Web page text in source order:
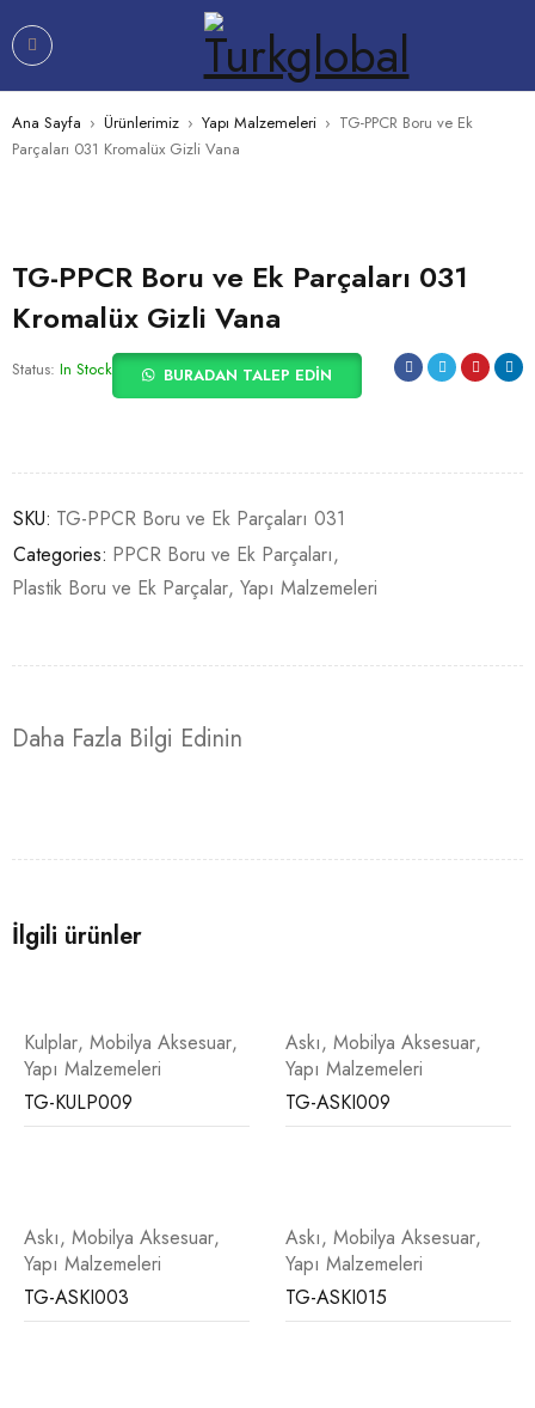
Ana Sayfa › Ürünlerimiz › Yapı Malzemeleri › TG-PPCR Boru ve Ek
Parçaları 031 Kromalüx Gizli Vana
TG-PPCR Boru ve Ek Parçaları 031
Kromalüx Gizli Vana
Status: In Stock BURADAN TALEP EDIN
SKU: TG-PPCR Boru ve Ek Parçaları 031
Categories: PPCR Boru ve Ek Parçaları,
Plastik Boru ve Ek Parçalar, Yapı Malzemeleri
Daha Fazla Bilgi Edinin
İlgili ürünler
Kulplar, Mobilya Aksesuar,
Yapı Malzemeleri
TG-KULP009
Askı, Mobilya Aksesuar,
Yapı Malzemeleri
TG-ASKI009
Askı, Mobilya Aksesuar,
Yapı Malzemeleri
TG-ASKI003
Askı, Mobilya Aksesuar,
Yapı Malzemeleri
TG-ASKI015